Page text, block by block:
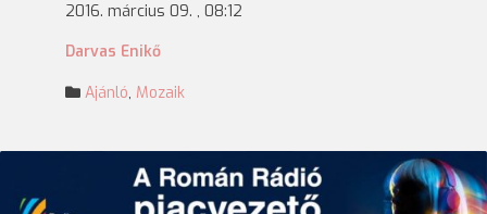
2016. március 09. , 08:12
Darvas Enikő
Ajánló, Mozaik